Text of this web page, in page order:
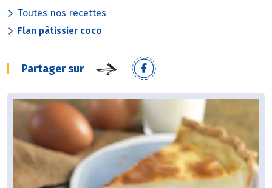
Toutes nos recettes
Flan pâtissier coco
Partager sur